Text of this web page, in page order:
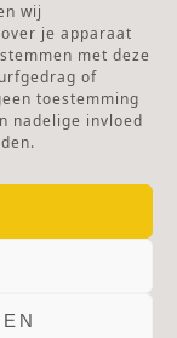
wij
je apparaat
met deze
of
toestemming
nadelige invloed
& COOKIES.